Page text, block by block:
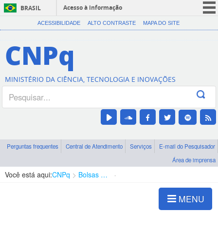
BRASIL
Acesso à informação
CORONAVÍRUS (COVID-19)
Canais
ACESSIBILIDADE ALTO CONTRASTE MAPA DO SITE
CNPq
MINISTÉRIO DA CIÊNCIA, TECNOLOGIA E INOVAÇÕES
Perguntas frequentes Central de Atendimento Serviços
E-mail do Pesquisador
Área de imprensa
Você está aqui:CNPq Bolsas e Auxílios Vigentes
MENU